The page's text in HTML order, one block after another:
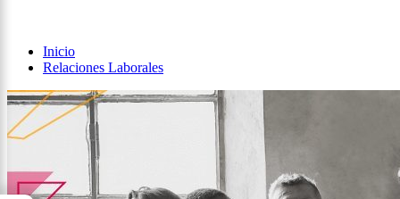
Inicio
Relaciones Laborales